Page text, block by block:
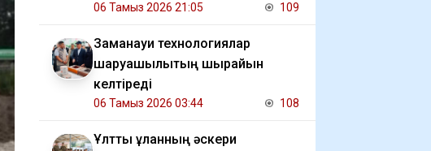
06 Тамыз 2026 21:05 109
Заманауи технологиялар
шаруашылықтың шырайын
келтіреді
06 Тамыз 2026 03:44 108
Ұлттық ұланның әскери